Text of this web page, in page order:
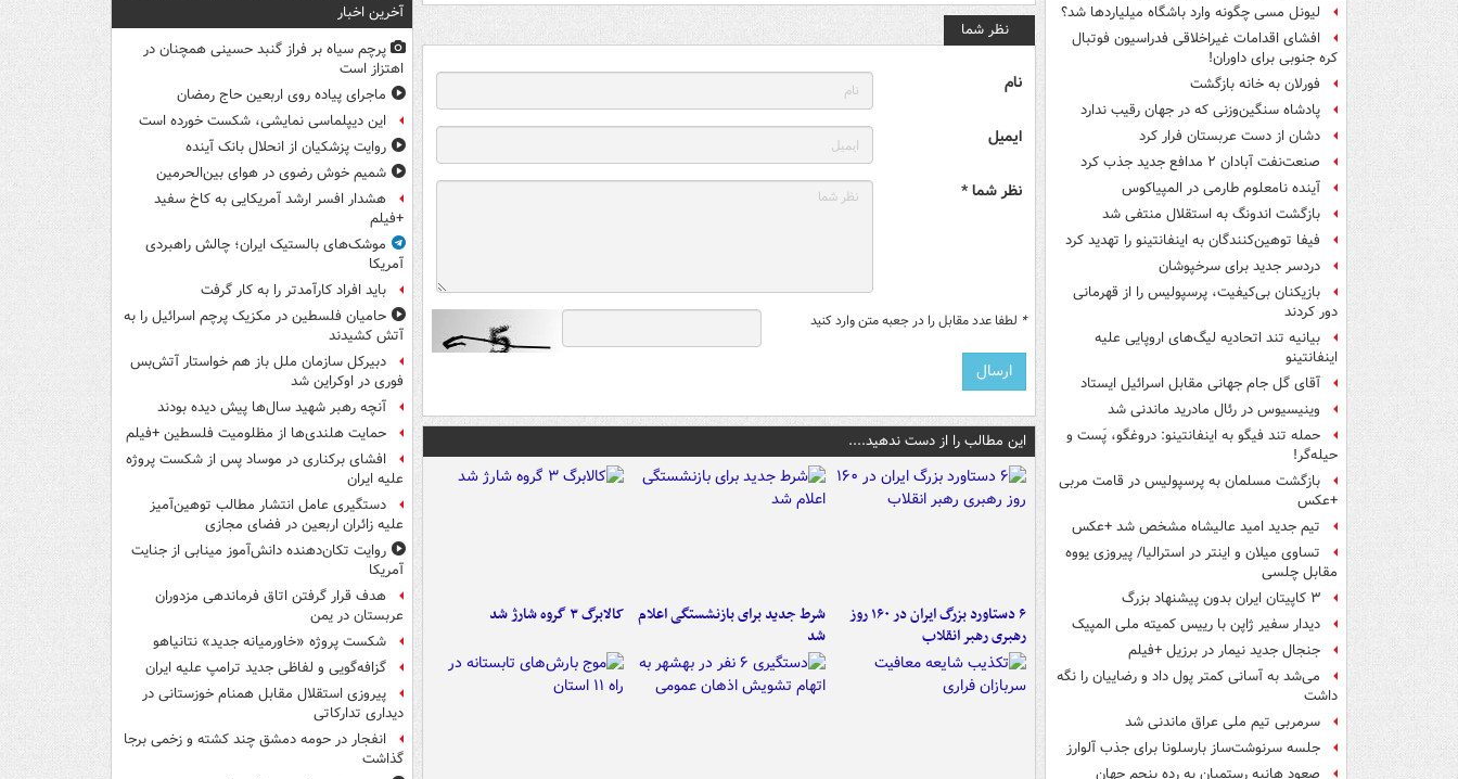
لیونل مسی چگونه وارد باشگاه میلیاردها شد؟
افشای اقدامات غیراخلاقی فدراسیون فوتبال
کره جنوبی برای داوران!
فورلان به خانه بازگشت
پادشاه سنگین‌وزنی که در جهان رقیب ندارد
دشان از دست عربستان فرار کرد
صنعت‌نفت آبادان ۲ مدافع جدید جذب کرد
آینده نامعلوم طارمی در المپیاکوس
بازگشت اندونگ به استقلال منتفی شد
فیفا توهین‌کنندگان به اینفانتینو را تهدید کرد
دردسر جدید برای سرخپوشان
بازیکنان بی‌کیفیت، پرسپولیس را از قهرمانی
دور کردند
بیانیه تند اتحادیه لیگ‌های اروپایی علیه
اینفانتینو
آقای گل جام جهانی مقابل اسرائیل ایستاد
وینیسیوس در رئال مادرید ماندنی شد
حمله تند فیگو به اینفانتینو: دروغگو، پَست‌ و
حیله‌گر!
بازگشت مسلمان به پرسپولیس در قامت مربی
+عکس
تیم جدید امید عالیشاه مشخص شد +عکس
تساوی میلان و اینتر در استرالیا/ پیروزی یووه
مقابل چلسی
۳ کاپیتان ایران بدون پیشنهاد بزرگ
دیدار سفیر ژاپن با رییس کمیته ملی المپیک
جنجال جدید نیمار در برزیل +فیلم
می‌شد به آسانی کمتر پول داد و رضاییان را نگه
داشت
سرمربی تیم ملی عراق ماندنی شد
جلسه سرنوشت‌ساز بارسلونا برای جذب آلوارز
صعود هانیه رستمیان به رده پنجم جهان
نظر شما
نام
ایمیل
نظر شما *
* لطفا عدد مقابل را در جعبه متن وارد کنید
این مطالب را از دست ندهید....
۶ دستاورد بزرگ ایران در ۱۶۰ روز
رهبری رهبر انقلاب
شرط جدید برای بازنشستگی اعلام
شد
کالابرگ ۳ گروه شارژ شد
آخرین اخبار
پرچم سیاه بر فراز گنبد حسینی همچنان در
اهتزاز است
ماجرای پیاده روی اربعین حاج رمضان
این دیپلماسی نمایشی، شکست خورده است
روایت پزشکیان از انحلال بانک آینده
شمیم خوش رضوی در هوای بین‌الحرمین
هشدار افسر ارشد آمریکایی به کاخ سفید
+فیلم
موشک‌های بالستیک ایران؛ چالش راهبردی
آمریکا
باید افراد کارآمدتر را به کار گرفت
حامیان فلسطین در مکزیک پرچم اسرائیل را به
آتش کشیدند
دبیرکل سازمان ملل باز هم خواستار آتش‌بس
فوری در اوکراین شد
آنچه رهبر شهید سال‌ها پیش دیده بودند
حمایت هلندی‌ها از مظلومیت فلسطین +فیلم
افشای برکناری در موساد پس از شکست پروژه
علیه ایران
دستگیری عامل انتشار مطالب توهین‌آمیز
علیه زائران اربعین در فضای مجازی
روایت تکان‌دهنده دانش‌آموز مینابی از جنایت
آمریکا
هدف قرار گرفتن اتاق‌ فرماندهی مزدوران
عربستان در یمن
شکست پروژه «خاورمیانه جدید» نتانیاهو
گزافه‌گویی و لفاظی جدید ترامپ علیه ایران
پیروزی استقلال مقابل همنام خوزستانی در
دیداری تدارکاتی
انفجار در حومه دمشق چند کشته و زخمی برجا
گذاشت